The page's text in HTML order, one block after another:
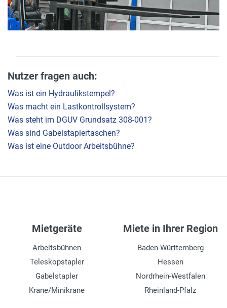
Nutzer fragen auch:
Was ist ein Hydraulikstempel?
Was macht ein Lastkontrollsystem?
Was steht im DGUV Grundsatz 308-001?
Was sind Gabelstaplertaschen?
Was ist eine Outdoor Arbeitsbühne?
Mietgeräte
Arbeitsbühnen
Teleskopstapler
Gabelstapler
Krane/Minikrane
Miete in Ihrer Region
Baden-Württemberg
Hessen
Nordrhein-Westfalen
Rheinland-Pfalz